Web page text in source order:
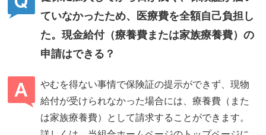
ていなかったため、医療費を全額自己負担し
た。現金給付（療養費または家族療養費）の
申請はできる？
やむを得ない事情で保険証の提示ができず、現物
給付が受けられなかった場合には、療養費（また
は家族療養費）として請求することができます。